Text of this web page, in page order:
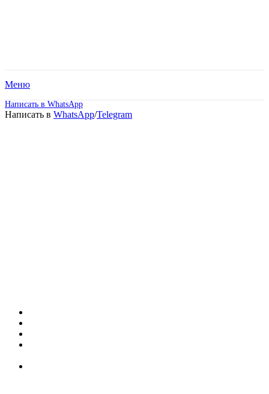
Меню
Написать в WhatsApp
Написать в WhatsApp/Telegram